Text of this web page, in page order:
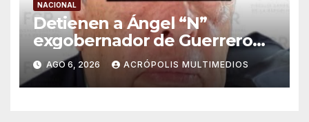
NACIONAL
Detienen a Ángel “N”
exgobernador de Guerrero
por caso Ayotzinapa
AGO 6, 2026 ACRÓPOLIS MULTIMEDIOS